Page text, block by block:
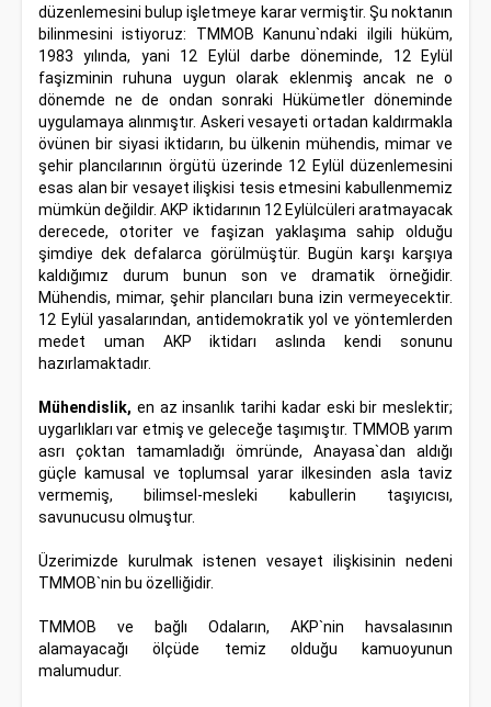
düzenlemesini bulup işletmeye karar vermiştir. Şu noktanın
bilinmesini istiyoruz: TMMOB Kanunu`ndaki ilgili hüküm,
1983 yılında, yani 12 Eylül darbe döneminde, 12 Eylül
faşizminin ruhuna uygun olarak eklenmiş ancak ne o
dönemde ne de ondan sonraki Hükümetler döneminde
uygulamaya alınmıştır. Askeri vesayeti ortadan kaldırmakla
övünen bir siyasi iktidarın, bu ülkenin mühendis, mimar ve
şehir plancılarının örgütü üzerinde 12 Eylül düzenlemesini
esas alan bir vesayet ilişkisi tesis etmesini kabullenmemiz
mümkün değildir. AKP iktidarının 12 Eylülcüleri aratmayacak
derecede, otoriter ve faşizan yaklaşıma sahip olduğu
şimdiye dek defalarca görülmüştür. Bugün karşı karşıya
kaldığımız durum bunun son ve dramatik örneğidir.
Mühendis, mimar, şehir plancıları buna izin vermeyecektir.
12 Eylül yasalarından, antidemokratik yol ve yöntemlerden
medet uman AKP iktidarı aslında kendi sonunu
hazırlamaktadır.
Mühendislik, en az insanlık tarihi kadar eski bir meslektir;
uygarlıkları var etmiş ve geleceğe taşımıştır. TMMOB yarım
asrı çoktan tamamladığı ömründe, Anayasa`dan aldığı
güçle kamusal ve toplumsal yarar ilkesinden asla taviz
vermemiş, bilimsel-mesleki kabullerin taşıyıcısı,
savunucusu olmuştur.
Üzerimizde kurulmak istenen vesayet ilişkisinin nedeni
TMMOB`nin bu özelliğidir.
TMMOB ve bağlı Odaların, AKP`nin havsalasının
alamayacağı ölçüde temiz olduğu kamuoyunun
malumudur.